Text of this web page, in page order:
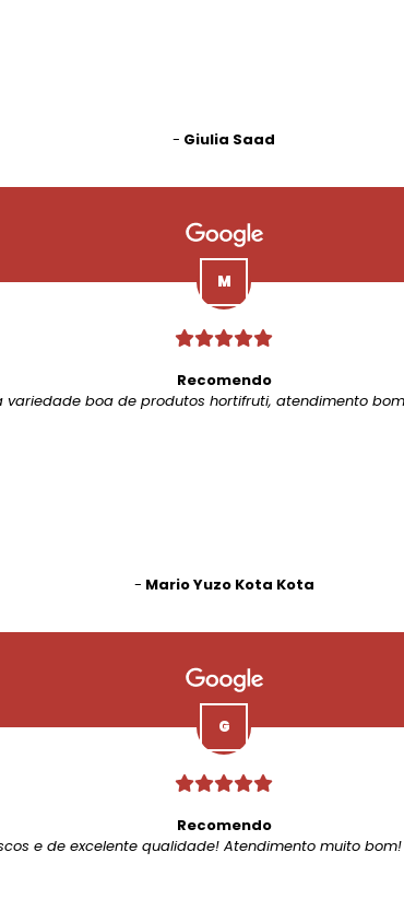
- Giulia Saad
Recomendo
variedade boa de produtos hortifruti, atendimento
- Mario Yuzo Kota Kota
Recomendo
e de excelente qualidade! Atendimento muito